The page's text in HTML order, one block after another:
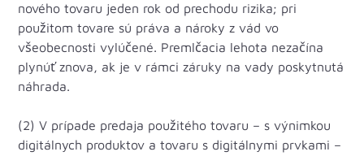
nového tovaru jeden rok od prechodu rizika; pri
použitom tovare sú práva a nároky z vád vo
všeobecnosti vylúčené. Premlčacia lehota nezačína
plynúť znova, ak je v rámci záruky na vady poskytnutá
náhrada.
(2) V prípade predaja použitého tovaru – s výnimkou
digitálnych produktov a tovaru s digitálnymi prvkami –